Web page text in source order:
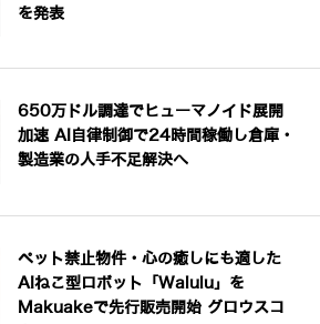
を発表
650万ドル調達でヒューマノイド展開
加速 AI自律制御で24時間稼働し倉庫・
製造業の人手不足解決へ
ペット禁止物件・心の癒しにも適した
AIねこ型ロボット「Walulu」を
Makuakeで先行販売開始 グロウスコ